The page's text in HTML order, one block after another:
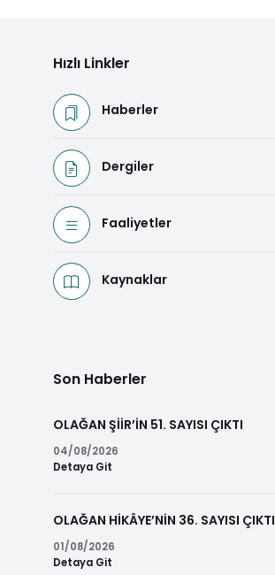
Hızlı Linkler
Haberler
Dergiler
Faaliyetler
Kaynaklar
Son Haberler
OLAĞAN ŞİİR’İN 51. SAYISI ÇIKTI
04/08/2026
Detaya Git
OLAĞAN HİKÂYE’NİN 36. SAYISI ÇIKTI
01/08/2026
Detaya Git